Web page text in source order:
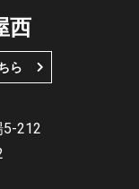
西
ら
5-212